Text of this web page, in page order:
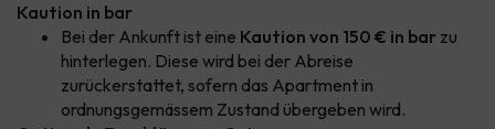
Kaution in bar
Bei der Ankunft ist eine Kaution von 150 € in bar zu
hinterlegen. Diese wird bei der Abreise
zurückerstattet, sofern das Apartment in
ordnungsgemässem Zustand übergeben wird.